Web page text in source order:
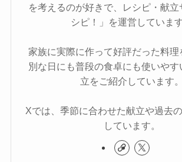
を考えるのが好きで、レシピ・献立
シピ！」を運営しています
家族に実際に作って好評だった料
別な日にも普段の食卓にも使いや
立をご紹介しています。
Xでは、季節に合わせた献立や過去
しています。